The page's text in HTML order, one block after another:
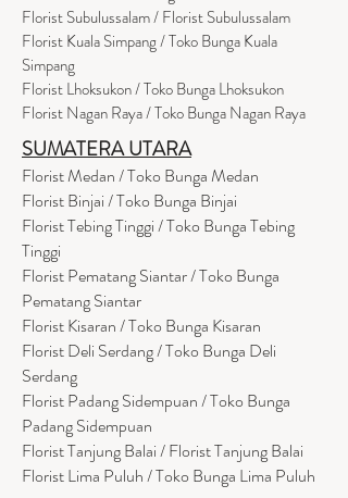
Florist Subulussalam / Florist Subulussalam
Florist Kuala Simpang / Toko Bunga Kuala
Simpang
Florist Lhoksukon / Toko Bunga Lhoksukon
Florist Nagan Raya / Toko Bunga Nagan Raya
SUMATERA UTARA
Florist Medan / Toko Bunga Medan
Florist Binjai / Toko Bunga Binjai
Florist Tebing Tinggi / Toko Bunga Tebing
Tinggi
Florist Pematang Siantar / Toko Bunga
Pematang Siantar
Florist Kisaran / Toko Bunga Kisaran
Florist Deli Serdang / Toko Bunga Deli
Serdang
Florist Padang Sidempuan / Toko Bunga
Padang Sidempuan
Florist Tanjung Balai / Florist Tanjung Balai
Florist Lima Puluh / Toko Bunga Lima Puluh